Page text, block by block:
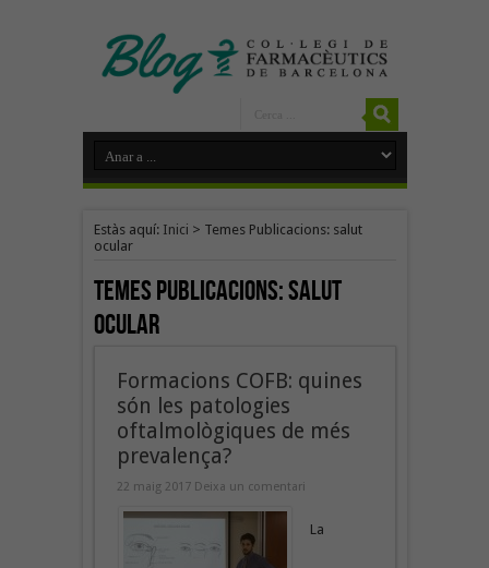
Estàs aquí: Inici > Temes Publicacions: salut
ocular
Temes Publicacions:salut
ocular
Formacions COFB: quines
són les patologies
oftalmològiques de més
prevalença?
22 maig 2017 Deixa un comentari
La